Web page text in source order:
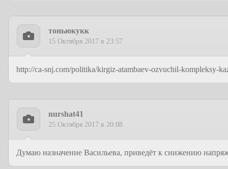
тоньюкукк
15 Октября 2017 в 23:57
http://ca-snj.com/politika/kirgiz-atambaev-ozvuchil-kompleksy-
nurshat41
25 Октября 2017 в 20:08
Думаю назначение Васильева, приведёт к снижению